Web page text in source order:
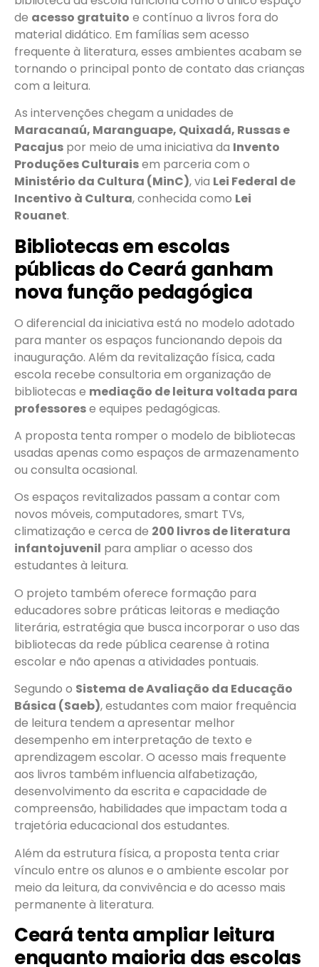
de acesso gratuito e contínuo a livros fora do
material didático. Em famílias sem acesso
frequente à literatura, esses ambientes acabam se
tornando o principal ponto de contato das crianças
com a leitura.
As intervenções chegam a unidades de
Maracanaú, Maranguape, Quixadá, Russas e
Pacajus por meio de uma iniciativa da Invento
Produções Culturaisem parceria com o
Ministério da Cultura (MinC), via Lei Federal de
Incentivo à Cultura, conhecida como Lei
Rouanet.
Bibliotecas em escolas
públicas do Ceará ganham
nova função pedagógica
O diferencial da iniciativa está no modelo adotado
para manter os espaços funcionando depois da
inauguração. Além da revitalização física, cada
escola recebe consultoria em organização de
bibliotecas e mediação de leitura voltada para
professorese equipes pedagógicas.
A proposta tenta romper o modelo de bibliotecas
usadas apenas como espaços de armazenamento
ou consulta ocasional.
Os espaços revitalizados passam a contar com
novos móveis, computadores, smart TVs,
climatização e cerca de 200 livros de literatura
infantojuvenil para ampliar o acesso dos
estudantes à leitura.
O projeto também oferece formação para
educadores sobre práticas leitoras e mediação
literária, estratégia que busca incorporar o uso das
bibliotecas da rede pública cearense à rotina
escolar e não apenas a atividades pontuais.
Segundo o Sistema de Avaliação da Educação
Básica (Saeb), estudantes com maior frequência
de leitura tendem a apresentar melhor
desempenho em interpretação de texto e
aprendizagem escolar. O acesso mais frequente
aos livros também influencia alfabetização,
desenvolvimento da escrita e capacidade de
compreensão, habilidades que impactam toda a
trajetória educacional dos estudantes.
Além da estrutura física, a proposta tenta criar
vínculo entre os alunos e o ambiente escolar por
meio da leitura, da convivência e do acesso mais
permanente à literatura.
Ceará tenta ampliar leitura
enquanto maioria das escolas